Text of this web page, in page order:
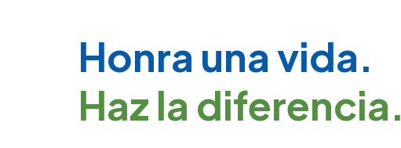
Honra una vida.
Haz la diferencia.